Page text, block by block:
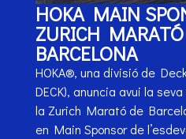
HOKA MAIN
ZURICH
BARCELONA
HOKA®, una divisió de
DECK), anuncia avui la
la Zurich Marató de
en Main Sponsor de